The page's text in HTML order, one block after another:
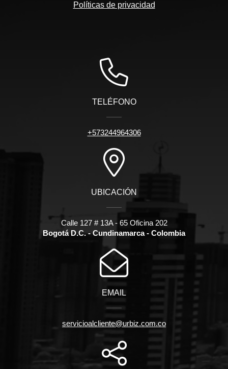
Políticas de privacidad
TELÉFONO
+573244964306
UBICACIÓN
Calle 127 # 13A - 65 Oficina 202
Bogotá D.C. - Cundinamarca - Colombia
EMAIL
servicioalcliente@urbiz.com.co